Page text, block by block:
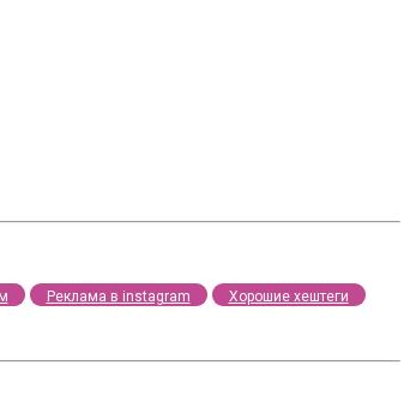
Реклама в instagram
Хорошие хештеги